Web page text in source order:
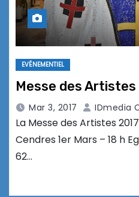
EVÉNEMENTIEL
Messe des Artistes
Mar 3, 2017 IDmedia
La Messe des Artistes
Cendres 1er Mars – 18 h
62…